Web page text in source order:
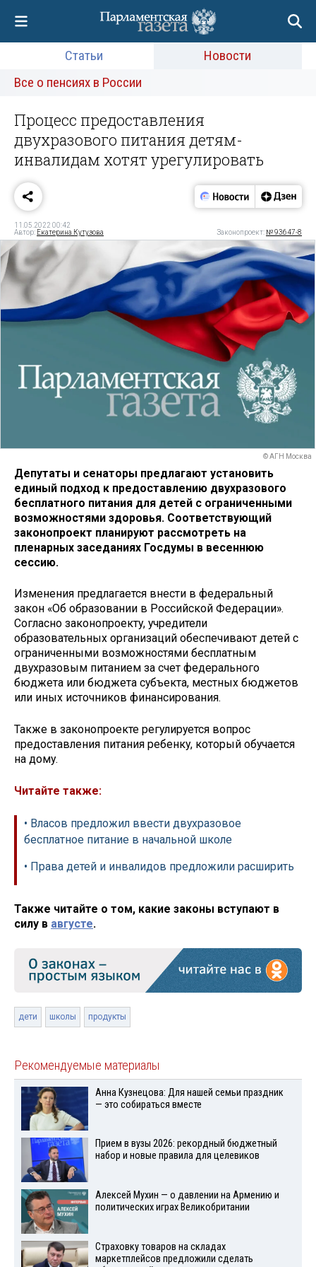
Статьи
Новости
Все о пенсиях в России
Процесс предоставления
двухразового питания детям-
инвалидам хотят урегулировать
11.05.2022 00:42
Автор: Екатерина Кутузова Законопроект: № 93647-8
© АГН Москва
Депутаты и сенаторы предлагают установить
единый подход к предоставлению двухразового
бесплатного питания для детей с ограниченными
возможностями здоровья. Соответствующий
законопроект планируют рассмотреть на
пленарных заседаниях Госдумы в весеннюю
сессию.
Изменения предлагается внести в федеральный
закон «Об образовании в Российской Федерации».
Согласно законопроекту, учредители
образовательных организаций обеспечивают детей с
ограниченными возможностями бесплатным
двухразовым питанием за счет федерального
бюджета или бюджета субъекта, местных бюджетов
или иных источников финансирования.
Также в законопроекте регулируется вопрос
предоставления питания ребенку, который обучается
на дому.
Читайте также:
• Власов предложил ввести двухразовое
бесплатное питание в начальной школе
• Права детей и инвалидов предложили расширить
Также читайте о том, какие законы вступают в
силу в августе.
дети школы продукты
Рекомендуемые материалы
Анна Кузнецова: Для нашей семьи праздник
— это собираться вместе
Прием в вузы 2026: рекордный бюджетный
набор и новые правила для целевиков
Алексей Мухин — о давлении на Армению и
политических играх Великобритании
Страховку товаров на складах
маркетплейсов предложили сделать